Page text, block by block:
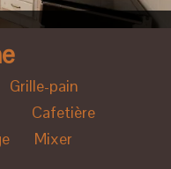
pain
Cafetière
Mixer